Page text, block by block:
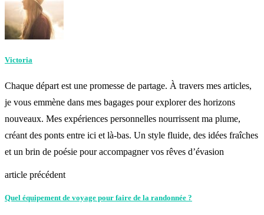
Victoria
Chaque départ est une promesse de partage. À travers mes articles,
je vous emmène dans mes bagages pour explorer des horizons
nouveaux. Mes expériences personnelles nourrissent ma plume,
créant des ponts entre ici et là-bas. Un style fluide, des idées fraîches
et un brin de poésie pour accompagner vos rêves d’évasion
article précédent
Quel équipement de voyage pour faire de la randonnée ?